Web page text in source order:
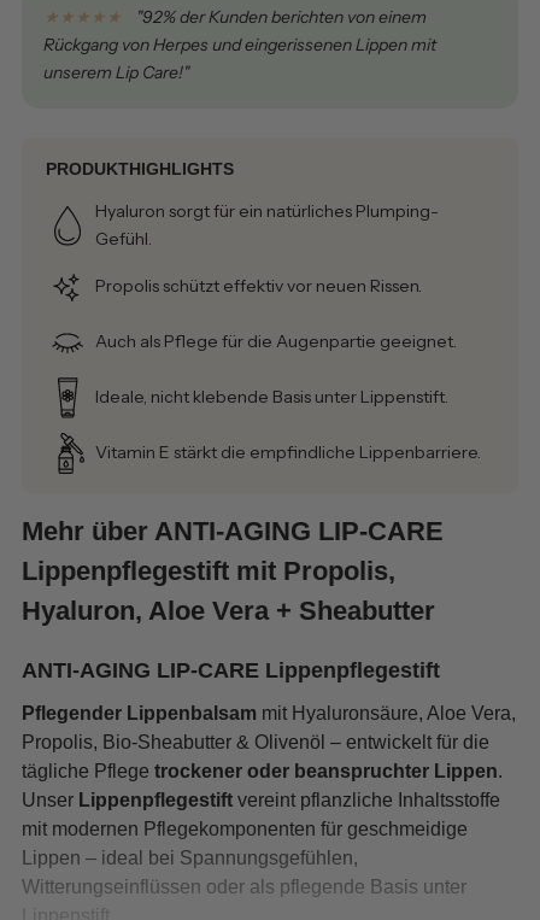
★★★★★
"92% der Kunden berichten von einem
Rückgang von Herpes und eingerissenen Lippen mit
unserem Lip Care!"
PRODUKTHIGHLIGHTS
Hyaluron sorgt für ein natürliches Plumping-
Gefühl.
Propolis schützt effektiv vor neuen Rissen.
Auch als Pflege für die Augenpartie geeignet.
Ideale, nicht klebende Basis unter Lippenstift.
Vitamin E stärkt die empfindliche Lippenbarriere.
Mehr über ANTI-AGING LIP-CARE
Lippenpflegestift mit Propolis,
Hyaluron, Aloe Vera + Sheabutter
ANTI-AGING LIP-CARE Lippenpflegestift
Pflegender Lippenbalsam mit Hyaluronsäure, Aloe Vera,
Propolis, Bio-Sheabutter & Olivenöl – entwickelt für die
tägliche Pflege trockener oder beanspruchter Lippen.
Unser Lippenpflegestift vereint pflanzliche Inhaltsstoffe
mit modernen Pflegekomponenten für geschmeidige
Lippen – ideal bei Spannungsgefühlen,
Witterungseinflüssen oder als pflegende Basis unter
Lippenstift.